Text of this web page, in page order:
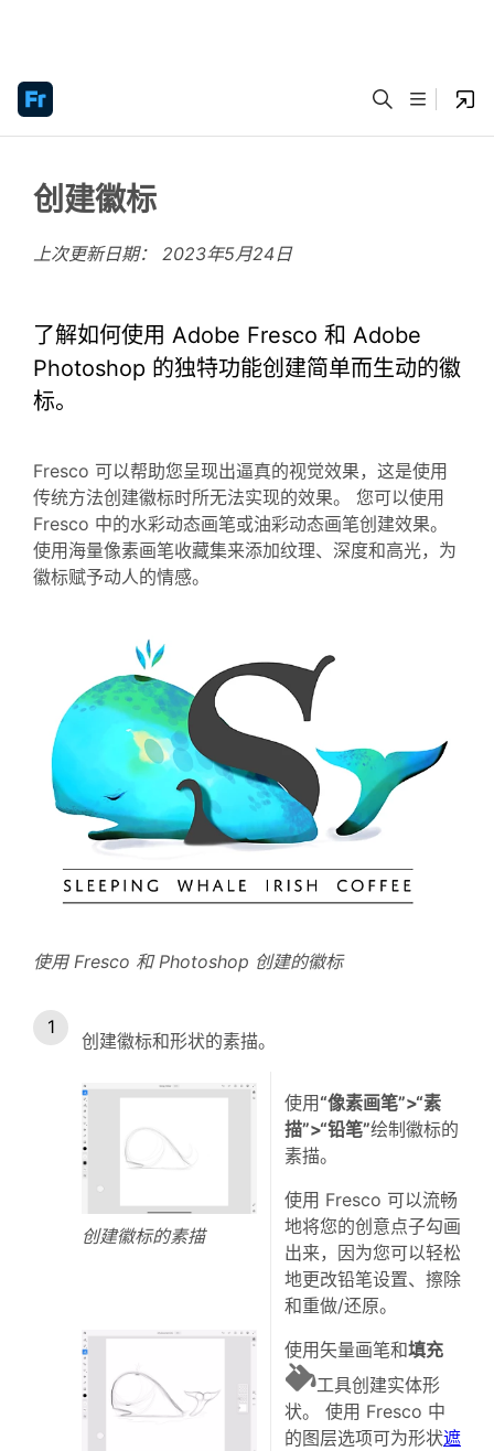
创建徽标
上次更新日期： 2023年5月24日
了解如何使用 Adobe Fresco 和 Adobe
Photoshop 的独特功能创建简单而生动的徽
标。
Fresco 可以帮助您呈现出逼真的视觉效果，这是使用
传统方法创建徽标时所无法实现的效果。 您可以使用
Fresco 中的水彩动态画笔或油彩动态画笔创建效果。
使用海量像素画笔收藏集来添加纹理、深度和高光，为
徽标赋予动人的情感。
使用 Fresco 和 Photoshop 创建的徽标
创建徽标和形状的素描。
创建徽标的素描
使用“像素画笔”>“素
描”>“铅笔”绘制徽标的
素描。
使用 Fresco 可以流畅
地将您的创意点子勾画
出来，因为您可以轻松
地更改铅笔设置、擦除
和重做/还原。
使用矢量画笔和填充
工具创建实体形
状。 使用 Fresco 中
的图层选项可为形状遮